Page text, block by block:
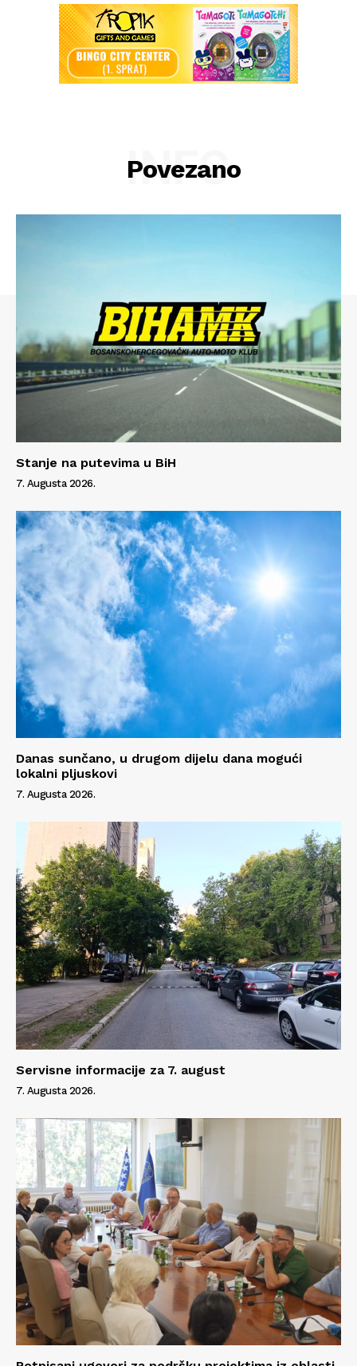
Info
O nama
Impressum
Povezano
INFO
Stanje na putevima u BiH
7. Augusta 2026.
Danas sunčano, u drugom dijelu dana mogući
lokalni pljuskovi
7. Augusta 2026.
Servisne informacije za 7. august
7. Augusta 2026.